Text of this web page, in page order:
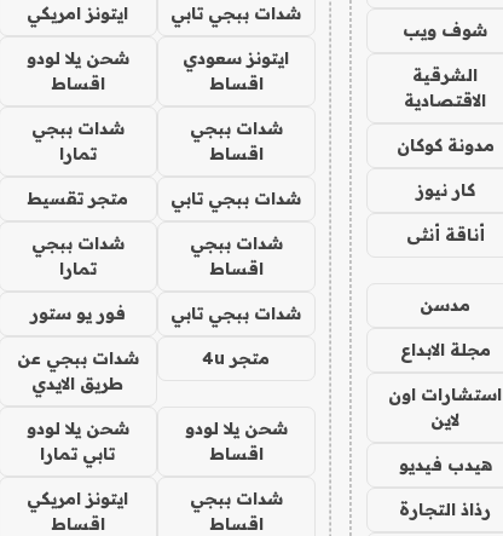
شوف ويب
الشرقية
الاقتصادية
مدونة كوكان
كار نيوز
أناقة أنثى
مدسن
مجلة الابداع
استشارات اون
لاين
هيدب فيديو
رذاذ التجارة
شدات ببجي تابي ايتونز امريكي
ايتونز سعودي
اقساط
شحن يلا لودو
اقساط
شدات ببجي
اقساط
شدات ببجي
تمارا
شدات ببجي تابي متجر تقسيط
شدات ببجي
اقساط
شدات ببجي
تمارا
شدات ببجي تابي فور يو ستور
متجر 4u
شدات ببجي عن
طريق الايدي
شحن يلا لودو
اقساط
شحن يلا لودو
تابي تمارا
شدات ببجي
اقساط
ايتونز امريكي
اقساط